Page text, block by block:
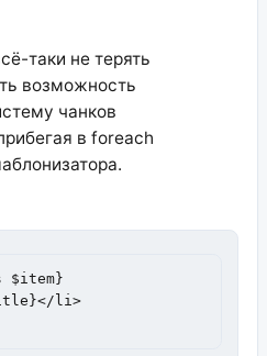
таки не терять
возможность
чанков
в foreach
$item}
li>